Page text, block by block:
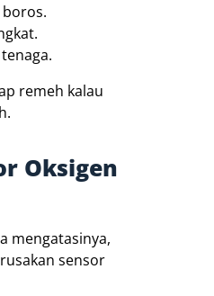
remeh kalau
Oksigen
mengatasinya,
sensor